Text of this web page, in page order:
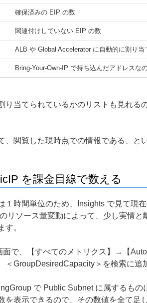
確保済みの EIP の数
関連付けしていない EIP の数
ALB や Global Accelerator に自動的に割り
Bring-Your-Own-IP で持ち込んだアドレスな
り当てられているかのリストも見れる
、閲覧した現時点での情報である、と
を課金目線で数える
１時間単位のため、Insights で見て現在
リソース量変動によって、少し実情と
す。
面で、【すべてのメトリクス】→【
＜GroupDesiredCapacity＞を検索に追
で Public Subnet に属するもの
を表示できるので、その数値を全て足